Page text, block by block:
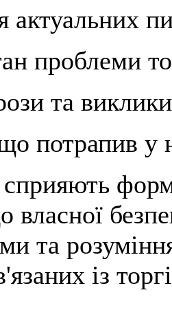
актуальних
проблеми
та
потрапив у
сприяють
власної
та
із